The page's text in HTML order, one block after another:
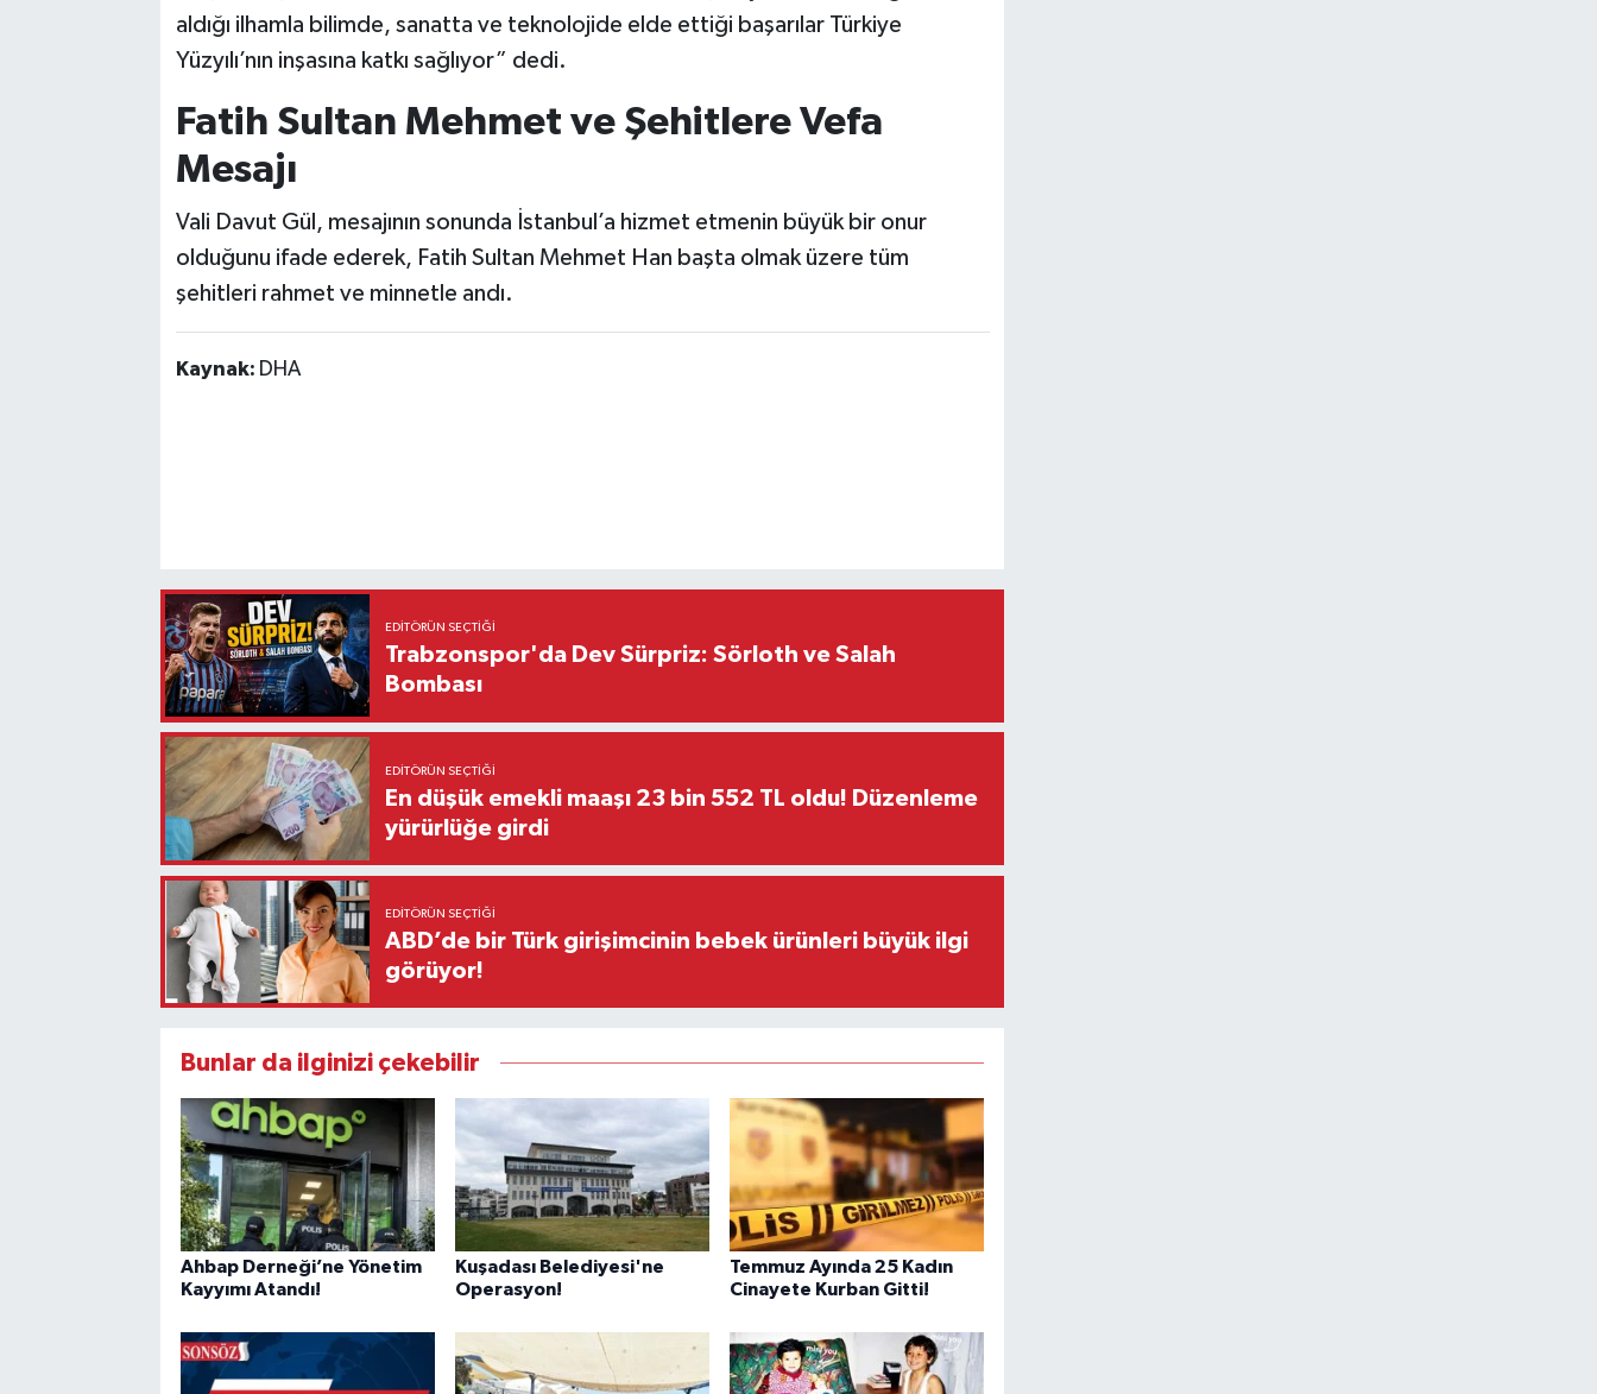
aldığı ilhamla bilimde, sanatta ve teknolojide elde ettiği başarılar Türkiye
Yüzyılı’nın inşasına katkı sağlıyor” dedi.
Fatih Sultan Mehmet ve Şehitlere Vefa
Mesajı
Vali Davut Gül, mesajının sonunda İstanbul’a hizmet etmenin büyük bir onur
olduğunu ifade ederek, Fatih Sultan Mehmet Han başta olmak üzere tüm
şehitleri rahmet ve minnetle andı.
Kaynak: DHA
EDITÖRÜN SEÇTIĞI
Trabzonspor'da Dev Sürpriz: Sörloth ve Salah
Bombası
EDITÖRÜN SEÇTIĞI
En düşük emekli maaşı 23 bin 552 TL oldu! Düzenleme
yürürlüğe girdi
EDITÖRÜN SEÇTIĞI
ABD’de bir Türk girişimcinin bebek ürünleri büyük ilgi
görüyor!
Bunlar da ilginizi çekebilir
Ahbap Derneği’ne Yönetim
Kayyımı Atandı!
Kuşadası Belediyesi'ne
Operasyon!
Temmuz Ayında 25 Kadın
Cinayete Kurban Gitti!